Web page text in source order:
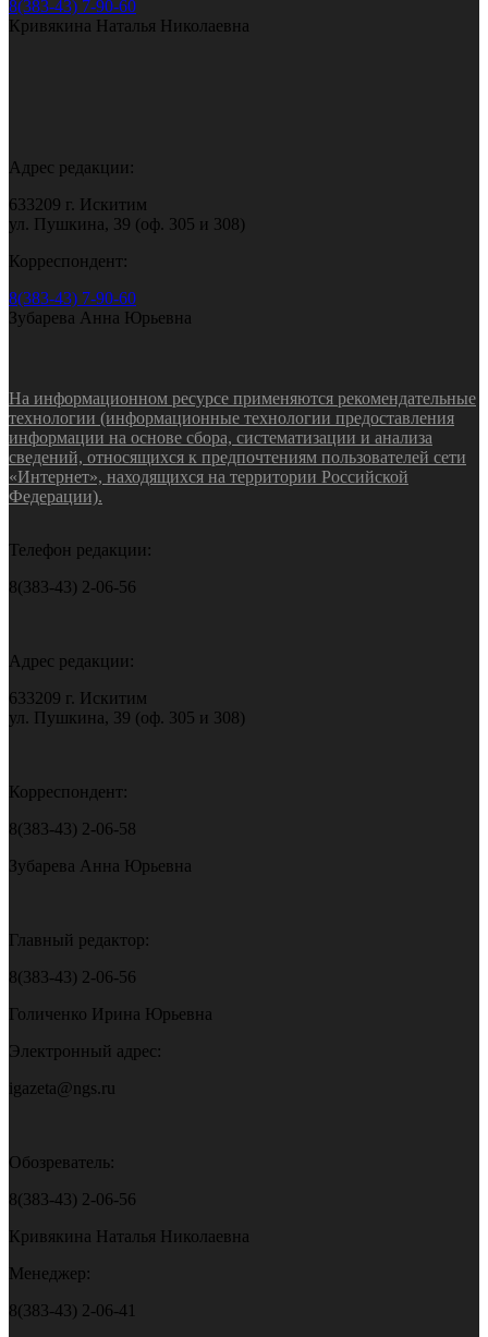
8(383-43) 7-90-60
Кривякина Наталья Николаевна
Адрес редакции:
633209 г. Искитим
ул. Пушкина, 39 (оф. 305 и 308)
Корреспондент:
8(383-43) 7-90-60
Зубарева Анна Юрьевна
На информационном ресурсе применяются рекомендательные
технологии (информационные технологии предоставления
информации на основе сбора, систематизации и анализа
сведений, относящихся к предпочтениям пользователей сети
«Интернет», находящихся на территории Российской
Федерации).
Телефон редакции:
8(383-43) 2-06-56
Адрес редакции:
633209 г. Искитим
ул. Пушкина, 39 (оф. 305 и 308)
Корреспондент:
8(383-43) 2-06-58
Зубарева Анна Юрьевна
Главный редактор:
8(383-43) 2-06-56
Голиченко Ирина Юрьевна
Электронный адрес:
igazeta@ngs.ru
Обозреватель:
8(383-43) 2-06-56
Кривякина Наталья Николаевна
Менеджер:
8(383-43) 2-06-41